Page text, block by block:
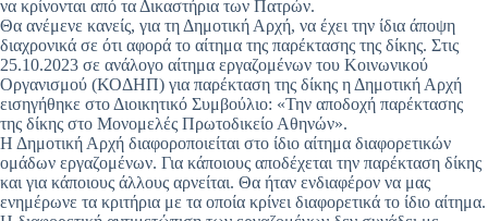
να κρίνονται από τα Δικαστήρια των Πατρών.
Θα ανέμενε κανείς, για τη Δημοτική Αρχή, να έχει την ίδια άποψη
διαχρονικά σε ότι αφορά το αίτημα της παρέκτασης της δίκης. Στις
25.10.2023 σε ανάλογο αίτημα εργαζομένων του Κοινωνικού
Οργανισμού (ΚΟΔΗΠ) για παρέκταση της δίκης η Δημοτική Αρχή
εισηγήθηκε στο Διοικητικό Συμβούλιο: «Την αποδοχή παρέκτασης
της δίκης στο Μονομελές Πρωτοδικείο Αθηνών».
Η Δημοτική Αρχή διαφοροποιείται στο ίδιο αίτημα διαφορετικών
ομάδων εργαζομένων. Για κάποιους αποδέχεται την παρέκταση δίκης
και για κάποιους άλλους αρνείται. Θα ήταν ενδιαφέρον να μας
ενημέρωνε τα κριτήρια με τα οποία κρίνει διαφορετικά το ίδιο αίτημα.